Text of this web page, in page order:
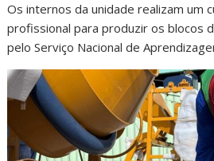
Os internos da unidade realizam um
profissional para produzir os blocos
pelo Serviço Nacional de